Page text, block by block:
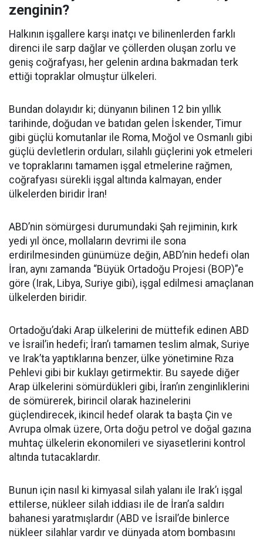
zenginin?
Halkının işgallere karşı inatçı ve bilinenlerden farklı
direnci ile sarp dağlar ve çöllerden oluşan zorlu ve
geniş coğrafyası, her gelenin ardına bakmadan terk
ettiği topraklar olmuştur ülkeleri.
Bundan dolayıdır ki; dünyanın bilinen 12 bin yıllık
tarihinde, doğudan ve batıdan gelen İskender, Timur
gibi güçlü komutanlar ile Roma, Moğol ve Osmanlı gibi
güçlü devletlerin orduları, silahlı güçlerini yok etmeleri
ve topraklarını tamamen işgal etmelerine rağmen,
coğrafyası sürekli işgal altında kalmayan, ender
ülkelerden biridir İran!
ABD’nin sömürgesi durumundaki Şah rejiminin, kırk
yedi yıl önce, mollaların devrimi ile sona
erdirilmesinden günümüze değin, ABD’nin hedefi olan
İran, aynı zamanda “Büyük Ortadoğu Projesi (BOP)”e
göre (Irak, Libya, Suriye gibi), işgal edilmesi amaçlanan
ülkelerden biridir.
Ortadoğu’daki Arap ülkelerini de müttefik edinen ABD
ve İsrail’in hedefi; İran’ı tamamen teslim almak, Suriye
ve Irak’ta yaptıklarına benzer, ülke yönetimine Rıza
Pehlevi gibi bir kuklayı getirmektir. Bu sayede diğer
Arap ülkelerini sömürdükleri gibi, İran’ın zenginliklerini
de sömürerek, birincil olarak hazinelerini
güçlendirecek, ikincil hedef olarak ta başta Çin ve
Avrupa olmak üzere, Orta doğu petrol ve doğal gazına
muhtaç ülkelerin ekonomileri ve siyasetlerini kontrol
altında tutacaklardır.
Bunun için nasıl ki kimyasal silah yalanı ile Irak’ı işgal
ettilerse, nükleer silah iddiası ile de İran’a saldırı
bahanesi yaratmışlardır (ABD ve İsrail’de binlerce
nükleer silahlar vardır ve dünyada atom bombasını